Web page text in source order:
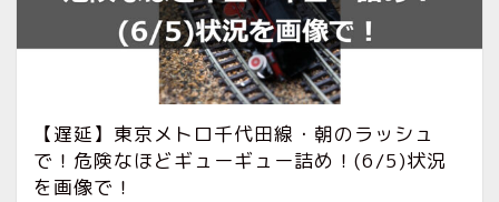
【遅延】東京メトロ千代田線・朝のラッシュ
で！危険なほどギューギュー詰め！(6/5)状況
を画像で！